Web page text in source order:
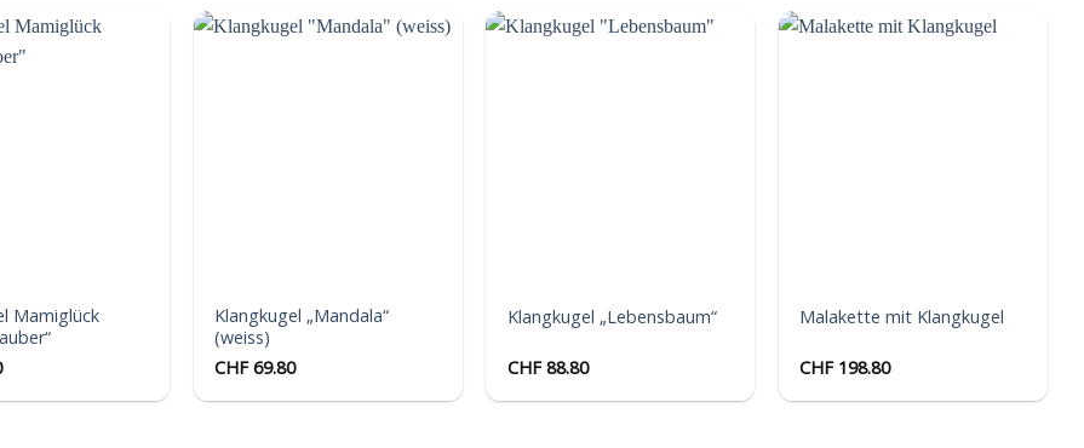
Mamiglück
Klangkugel „Mandala“
(weiss)
CHF69.80
Klangkugel „Lebensbaum“
CHF88.80
Malakette mit Klangkugel
CHF198.80